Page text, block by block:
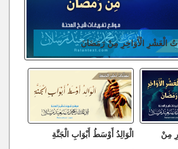
الْعَشْرِ الْأَوَاخِرِ مِنْ رَمَضَانَ
مِنْ الْوَالِدُ أَوْسَطُ أَبْوَابِ الْجَنَّةِ